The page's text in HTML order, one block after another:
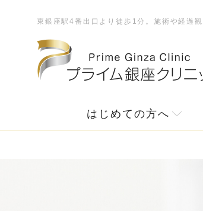
東銀座駅4番出口より徒歩1分。施術や経過観
はじめての方へ